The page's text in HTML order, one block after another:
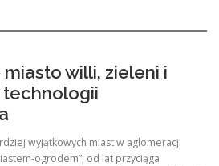
willi, zieleni i
wyjątkowych miast w aglomeracji
ogrodem”, od lat przyciąga